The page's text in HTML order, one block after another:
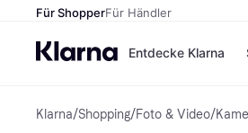
Für ShopperFür Händler
Entdecke Klarna
Klarna/Shopping/Foto & Video/